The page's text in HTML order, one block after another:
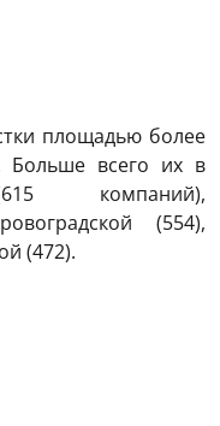
площадью более
Больше всего их в
компаний),
(554),
(472).